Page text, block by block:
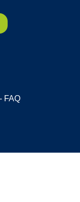
- FAQ